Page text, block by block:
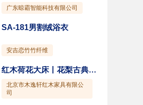
广东晾霸智能科技有限公司
SA-181男割绒浴衣
安吉恋竹竹纤维
红木荷花大床丨花梨古典大床丨北京明清床
北京市木逸轩红木家具有限公
司